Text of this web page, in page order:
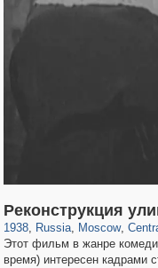
Реконструкция
1938, Russia
1,407,232
, Moscow
319,878 8,286
,
160,021
Этот фильм в жанре
время) интересен кадрами